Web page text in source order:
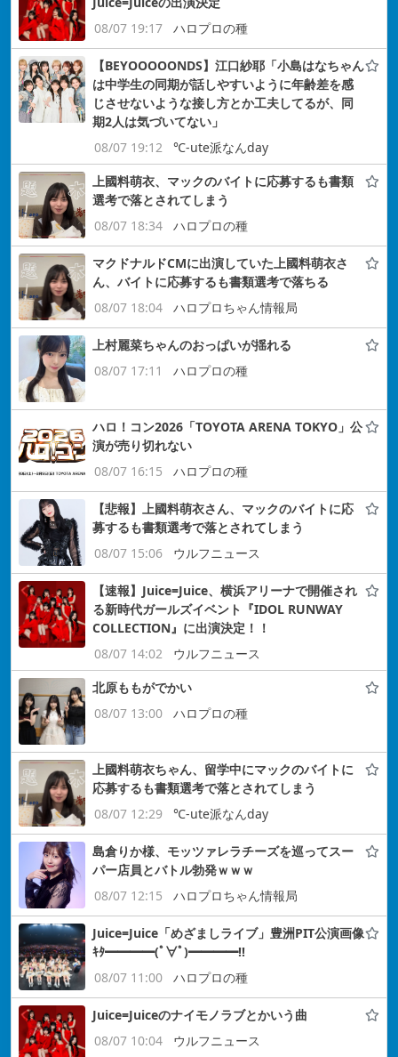
08/07 19:17
ハロプロの種
【BEYOOOOONDS】江口紗耶「小島はなちゃん
は中学生の同期が話しやすいように年齢差を感
じさせないような接し方とか工夫してるが、同
期2人は気づいてない」
08/07 19:12
℃-ute派なんday
上國料萌衣、マックのバイトに応募するも書類
選考で落とされてしまう
08/07 18:34
ハロプロの種
マクドナルドCMに出演していた上國料萌衣さ
ん、バイトに応募するも書類選考で落ちる
08/07 18:04
ハロプロちゃん情報局
上村麗菜ちゃんのおっぱいが揺れる
08/07 17:11
ハロプロの種
ハロ！コン2026「TOYOTA ARENA TOKYO」公
演が売り切れない
08/07 16:15
ハロプロの種
【悲報】上國料萌衣さん、マックのバイトに応
募するも書類選考で落とされてしまう
08/07 15:06
ウルフニュース
【速報】Juice=Juice、横浜アリーナで開催され
る新時代ガールズイベント『IDOL RUNWAY
COLLECTION』に出演決定！！
08/07 14:02
ウルフニュース
北原ももがでかい
08/07 13:00
ハロプロの種
上國料萌衣ちゃん、留学中にマックのバイトに
応募するも書類選考で落とされてしまう
08/07 12:29
℃-ute派なんday
島倉りか様、モッツァレラチーズを巡ってスー
パー店員とバトル勃発ｗｗｗ
08/07 12:15
ハロプロちゃん情報局
Juice=Juice「めざましライブ」豊洲PIT公演画像
ｷﾀ━━━━(ﾟ∀ﾟ)━━━━!!
08/07 11:00
ハロプロの種
Juice=Juiceのナイモノラブとかいう曲
08/07 10:04
ウルフニュース